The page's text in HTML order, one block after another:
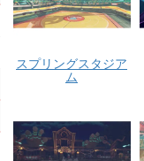
スプリングスタジア
ム